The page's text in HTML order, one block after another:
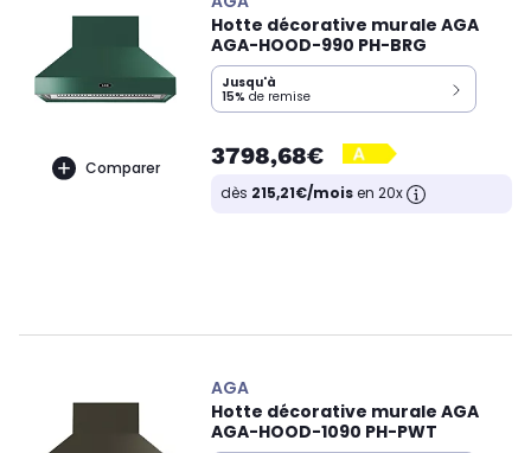
Comparer
Hotte décorative murale AGA
AGA-HOOD-990 PH-BRG
Jusqu'à
15% de remise
3798,68€
dès 215,21€/moisen 20x
AGA
Hotte décorative murale AGA
AGA-HOOD-1090 PH-PWT